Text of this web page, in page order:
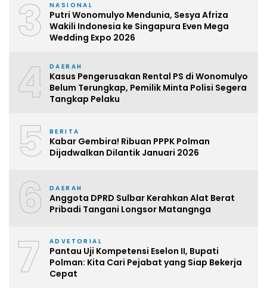
3 NASIONAL
Putri Wonomulyo Mendunia, Sesya Afriza
Wakili Indonesia ke Singapura Even Mega
Wedding Expo 2026
4 DAERAH
Kasus Pengerusakan Rental PS di Wonomulyo
Belum Terungkap, Pemilik Minta Polisi Segera
Tangkap Pelaku
5 BERITA
Kabar Gembira! Ribuan PPPK Polman
Dijadwalkan Dilantik Januari 2026
6 DAERAH
Anggota DPRD Sulbar Kerahkan Alat Berat
Pribadi Tangani Longsor Matangnga
7 ADVETORIAL
Pantau Uji Kompetensi Eselon II, Bupati
Polman: Kita Cari Pejabat yang Siap Bekerja
Cepat